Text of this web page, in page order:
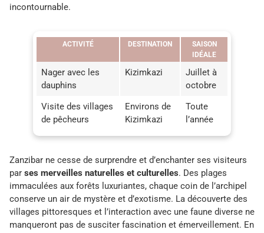
incontournable.
ACTIVITÉ DESTINATION
SAISON
IDÉALE
Nager avec les
dauphins
Kizimkazi
Juillet à
octobre
Visite des villages
de pêcheurs
Environs de
Kizimkazi
Toute
l’année
Zanzibar ne cesse de surprendre et d’enchanter ses visiteurs
par ses merveilles naturelles et culturelles. Des plages
immaculées aux forêts luxuriantes, chaque coin de l’archipel
conserve un air de mystère et d’exotisme. La découverte des
villages pittoresques et l’interaction avec une faune diverse ne
manqueront pas de susciter fascination et émerveillement. En